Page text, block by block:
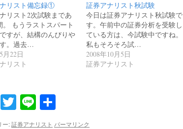
リスト備忘録①
リスト2次試験まであ
。 もうラストスパート
すが、結構のんびりや
。過去…
月22日
リスト
証券アナリスト秋試験
今日は証券アナリスト秋試験で
す。午前中の証券分析を受験し
ている方は、今試験中ですね。
私もそろそろ試…
2008年10月5日
証券アナリスト
Facebook
Twitter
Line
有
ー:証券アナリスト パーマリンク